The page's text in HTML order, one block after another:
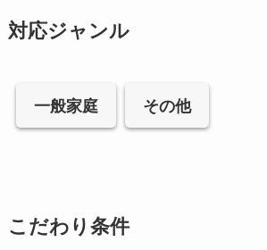
対応ジャンル
一般家庭 その他
こだわり条件